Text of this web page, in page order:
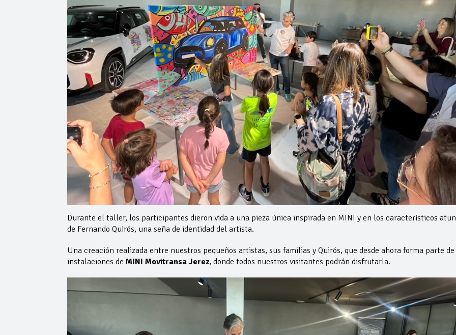
Durante el taller, los participantes dieron vida a una pieza única inspirada en MINI y en los característicos
de Fernando Quirós, una seña de identidad del artista.
Una creación realizada entre nuestros pequeños artistas, sus familias y Quirós, que desde ahora forma parte
instalaciones de MINI Movitransa Jerez, donde todos nuestros visitantes podrán disfrutarla.